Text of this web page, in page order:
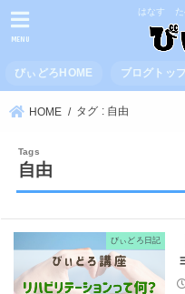
はなす た
MENU
びぃどろHOME ブログトッ
HOME タグ : 自由
自由
びぃどろ日記